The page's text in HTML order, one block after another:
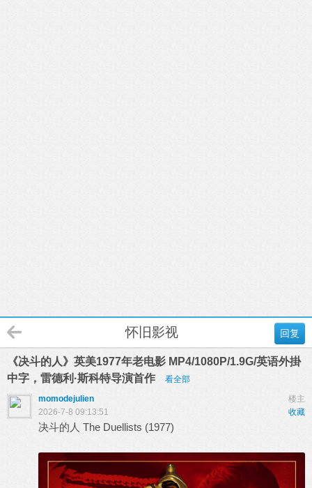
回复
怀旧影视
《决斗的人》英美1977年老电影 MP4/1080P/1.9G/英语外掛
中字，雷德利·斯科特导演首作
看全部
楼主
momodejulien
收藏
2026-7-8 09:13:51
决斗的人 The Duellists (1977)